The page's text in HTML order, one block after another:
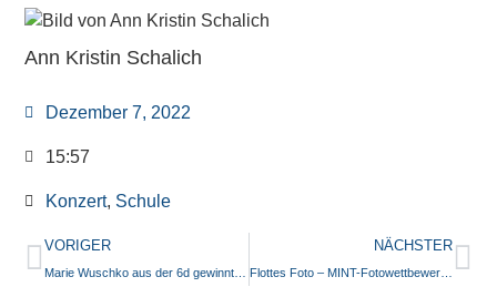
Ann Kristin Schalich
Dezember 7, 2022
15:57
Konzert, Schule
VORIGER NÄCHSTER
Flottes Foto – MINT-Fotowettbewerb an der GBS